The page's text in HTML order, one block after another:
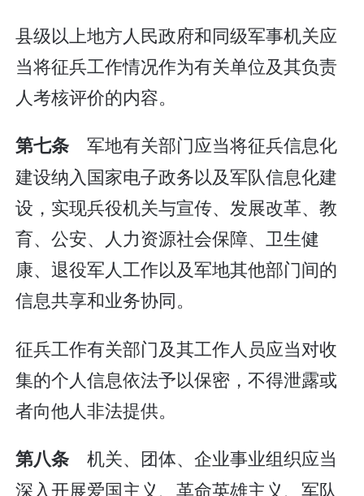
县级以上地方人民政府和同级军事机关应
当将征兵工作情况作为有关单位及其负责
人考核评价的内容。
第七条 军地有关部门应当将征兵信息化
建设纳入国家电子政务以及军队信息化建
设，实现兵役机关与宣传、发展改革、教
育、公安、人力资源社会保障、卫生健
康、退役军人工作以及军地其他部门间的
信息共享和业务协同。
征兵工作有关部门及其工作人员应当对收
集的个人信息依法予以保密，不得泄露或
者向他人非法提供。
第八条 机关、团体、企业事业组织应当
深入开展爱国主义、革命英雄主义、军队